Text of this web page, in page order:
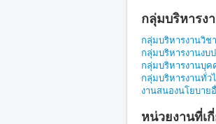
กลุ่มบริหารง
กลุ่มบริหารงานวิช
กลุ่มบริหารงานงบ
กลุ่มบริหารงานบุค
กลุ่มบริหารงานทั่ว
งานสนองนโยบาย
หน่วยงานที่เ